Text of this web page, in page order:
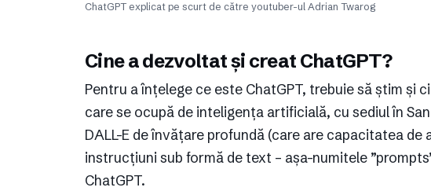
ChatGPT explicat pe scurt de către youtuber-ul Adrian Twarog
Cine a dezvoltat și creat ChatGPT?
Pentru a înțelege ce este ChatGPT, trebuie să știm și
care se ocupă de inteligența artificială, cu sediul în
DALL-E de învățare profundă (care are capacitatea de
instrucțiuni sub formă de text – așa-numitele
ChatGPT.